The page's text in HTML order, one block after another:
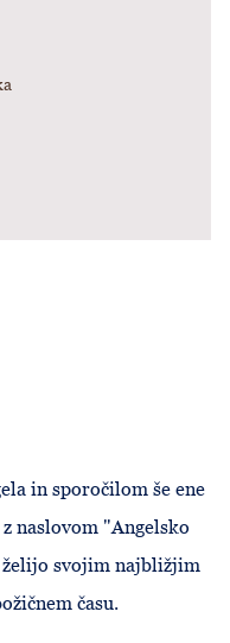
in sporočilom še ene
naslovom "Angelsko
svojim najbližjim
času.